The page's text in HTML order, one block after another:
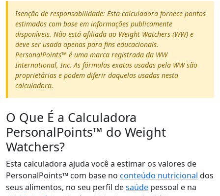
Isenção de responsabilidade: Esta calculadora fornece pontos
estimados com base em informações publicamente
disponíveis. Não está afiliada ao Weight Watchers (WW) e
deve ser usada apenas para fins educacionais.
PersonalPoints™ é uma marca registrada da WW
International, Inc. As fórmulas exatas usadas pela WW são
proprietárias e podem diferir daquelas usadas nesta
calculadora.
O Que É a Calculadora
PersonalPoints™ do Weight
Watchers?
Esta calculadora ajuda você a estimar os valores de
PersonalPoints™ com base no conteúdo nutricional dos
seus alimentos, no seu perfil desaúde pessoal e na